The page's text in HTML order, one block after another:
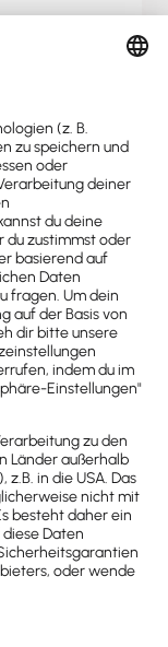
per
& -
oder PC –
für